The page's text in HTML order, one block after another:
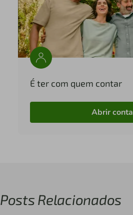
É ter com quem contar
Abrir conta
Posts Relacionados